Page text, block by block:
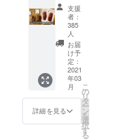
に色々なお
肉を食べ歩
いてきまし
た。お肉と
一言で言っ
ても奥深
く、まだま
だ知らない
ことばかり
ですが、一
円 イ
タリア
産長期
熟成生
ハム
（プロ
シュー
ト）ス
ライ
ス 200
ｇｘ2
パック
支援
者：
385
人
お届
け予
定：
2021
年03
月
詳細を見る
こ
の
リ
タ
ー
ン
を
選
択
す
る